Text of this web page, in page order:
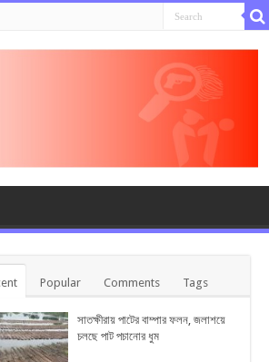
Popular Comments Tags
সাতক্ষীরায় পাটের বাম্পার ফলন, জলাশয়ে
চলছে পাট পচানোর ধুম